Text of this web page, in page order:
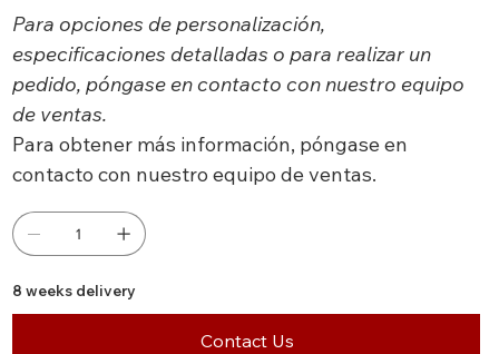
Para opciones de personalización,
especificaciones detalladas o para realizar un
pedido, póngase en contacto con nuestro equipo
de ventas.
Para obtener más información, póngase en
contacto con nuestro equipo de ventas.
8 weeks delivery
Contact Us